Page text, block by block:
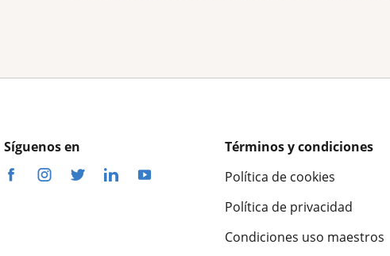
Síguenos en
Términos y condiciones
Política de cookies
Política de privacidad
Condiciones uso maestros